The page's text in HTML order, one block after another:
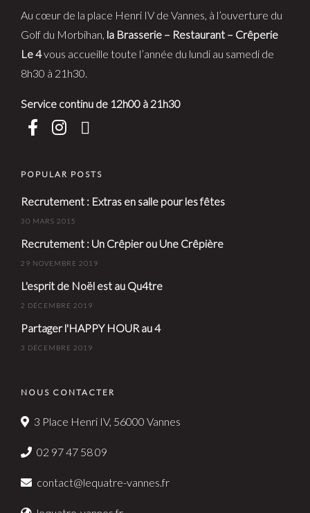
Au cœur de la place Henri IV de Vannes, à l’ouverture du
Golf du Morbihan, la Brasserie – Restaurant – Crêperie
Le 4vous accueille toute l’année du lundi au samedi de
8h30 à 21h30.
Service continu de 12h00 à 21h30
POPULAR POSTS
Recrutement : Extras en salle pour les fêtes
30 MARS 2015
Recrutement : Un Crêpier ou Une Crêpière
29 NOVEMBRE 2019
L'esprit de Noël est au Qu4tre
2 DÉCEMBRE 2019
Partager l'HAPPY HOUR au 4
3 DÉCEMBRE 2019
NOUS CONTACTER
3 Place Henri IV, 56000 Vannes
02 97 47 58 09
contact@lequatre-vannes.fr